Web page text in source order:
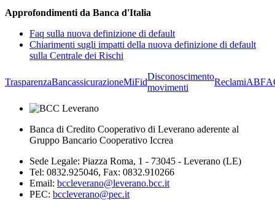
Approfondimenti da Banca d'Italia
Faq sulla nuova definizione di default
Chiarimenti sugli impatti della nuova definizione di default
sulla Centrale dei Rischi
TrasparenzaBancassicurazioneMiFid
Disconoscimento
movimenti
ReclamiABF
Banca di Credito Cooperativo di Leverano aderente al
Gruppo Bancario Cooperativo Iccrea
Sede Legale: Piazza Roma, 1 - 73045 - Leverano (LE)
Tel: 0832.925046, Fax: 0832.910266
Email: bccleverano@leverano.bcc.it
PEC: bccleverano@pec.it